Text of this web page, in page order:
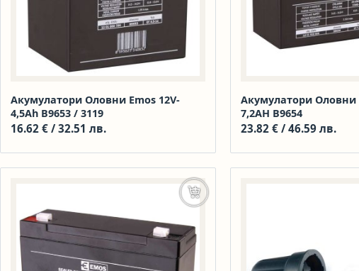
Акумулатори Оловни Emos 12V-
4,5Ah В9653 / 3119
16.62 € / 32.51 лв.
Акумулатори Оловни
7,2AH В9654
23.82 € / 46.59 лв.
Добавяне в количката